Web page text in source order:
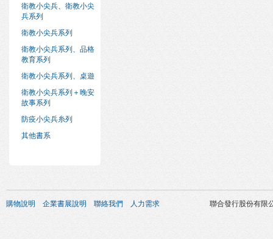
衛教小尖兵、衛教小尖
兵系列
衛教小尖兵系列
衛教小尖兵系列、品格
教育系列
衛教小尖兵系列、桌遊
衛教小尖兵系列＋晚安
故事系列
防疫小尖兵糸列
其他書系
購物說明 企業書展說明 聯絡我們 人力需求 聯合發行股份有限